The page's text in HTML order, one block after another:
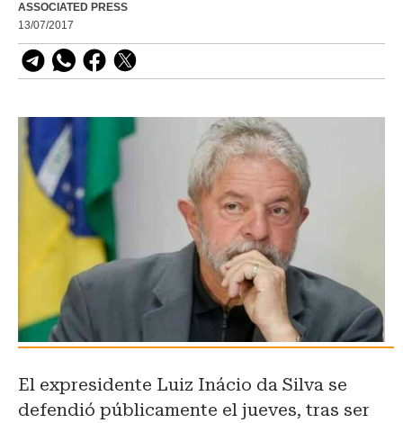
ASSOCIATED PRESS
13/07/2017
El expresidente Luiz Inácio da Silva se
defendió públicamente el jueves, tras ser